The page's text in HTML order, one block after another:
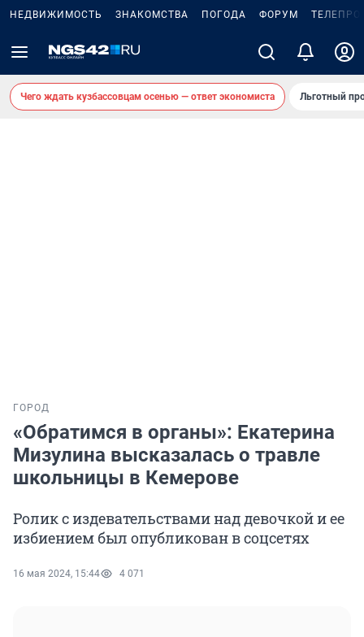
НЕДВИЖИМОСТЬ ЗНАКОМСТВА ПОГОДА ФОРУМ
Чего ждать кузбассовцам осенью — ответ экономиста Льготный
ГОРОД
«Обратимся в органы»: Екатерина
Мизулина высказалась о травле
школьницы в Кемерове
Ролик с издевательствами над девочкой и ее
избиением был опубликован в соцсетях
16 мая 2024, 15:44 4 071